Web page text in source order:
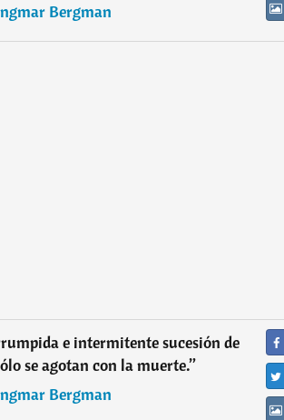
Bergman
e intermitente sucesión de
se agotan con la muerte.”
Bergman